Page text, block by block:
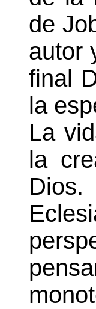
de
autor
final
la
La
la